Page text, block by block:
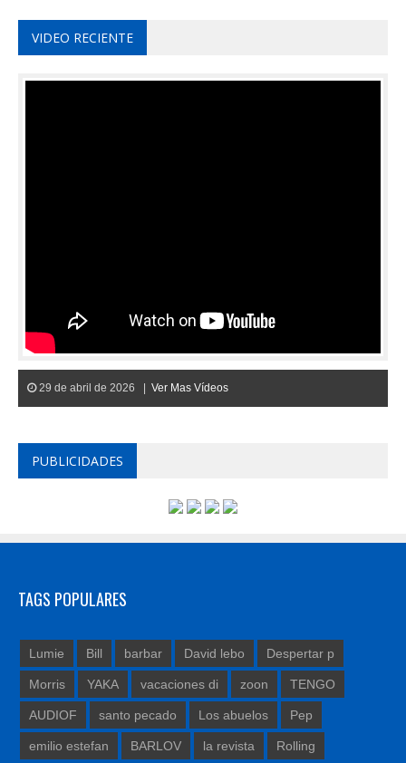
VIDEO RECIENTE
29 de abril de 2026 | Ver Mas Vídeos
PUBLICIDADES
TAGS POPULARES
Lumie Bill barbar David lebo Despertar p
Morris YAKA vacaciones di zoon TENGO
AUDIOF santo pecado Los abuelos Pep
emilio estefan BARLOV la revista Rolling